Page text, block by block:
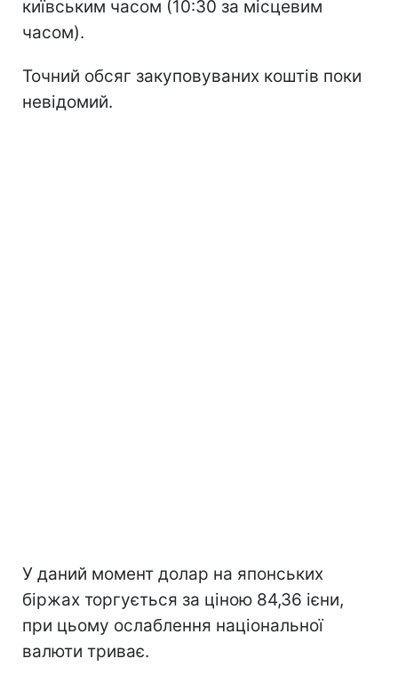
київським часом (10:30 за місцевим
часом).
Точний обсяг закуповуваних коштів поки
невідомий.
У даний момент долар на японських
біржах торгується за ціною 84,36 ієни,
при цьому ослаблення національної
валюти триває.